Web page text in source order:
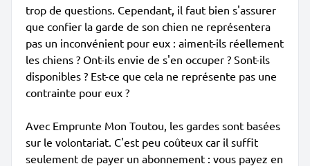
trop de questions. Cependant, il faut bien s'assurer
que confier la garde de son chien ne représentera
pas un inconvénient pour eux : aiment-ils réellement
les chiens ? Ont-ils envie de s'en occuper ? Sont-ils
disponibles ? Est-ce que cela ne représente pas une
contrainte pour eux ?
Avec Emprunte Mon Toutou, les gardes sont basées
sur le volontariat. C'est peu coûteux car il suffit
seulement de payer un abonnement : vous payez en